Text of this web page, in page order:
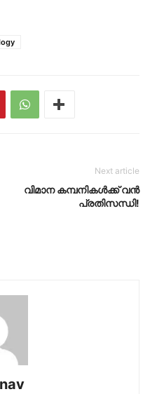
Next article
വിമാന കമ്പനികൾക്ക് വൻ
പ്രതിസന്ധി!